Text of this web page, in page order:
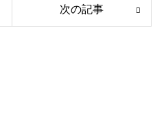
次の記事